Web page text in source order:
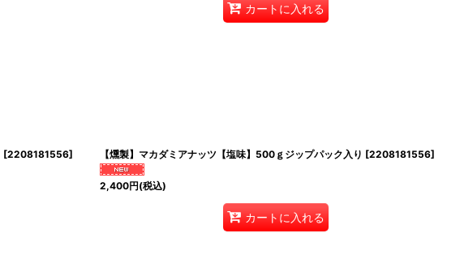
カートに入れる
[2208181556] 【燻製】マカダミアナッツ【塩味】500ｇジップパック入り [2208181556]
2,400円(税込)
カートに入れる